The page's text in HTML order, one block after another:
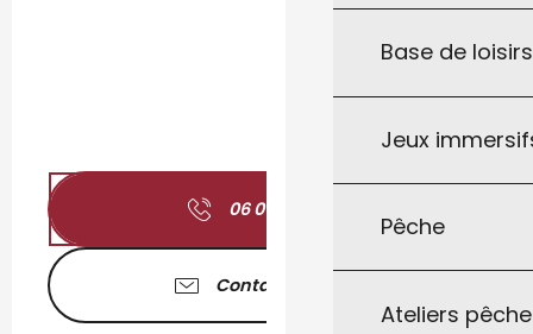
Base de
Jeux
Pêche
Ateliers
06 01 72 85
Contactez-nous